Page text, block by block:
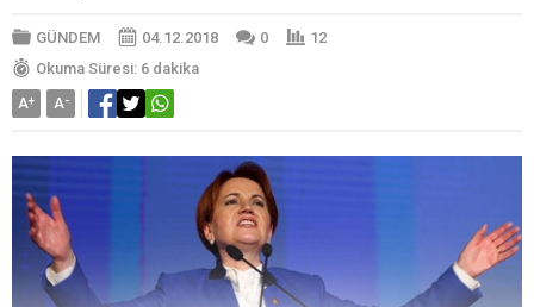
GÜNDEM 04.12.2018 0
12
Okuma Süresi: 6 dakika
A+ A-